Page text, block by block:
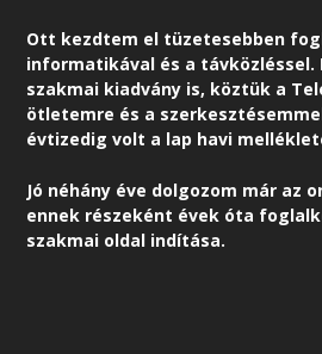
Ott kezdtem el tüzetesebben
informatikával és a távközléssel.
szakmai kiadvány is, köztük a
ötletemre és a
évtizedig volt a lap havi
Jó néhány éve dolgozom már az
ennek részeként évek óta
szakmai oldal indítása.